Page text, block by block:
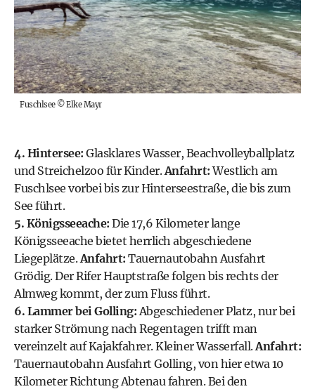
Fuschlsee©Elke Mayr
4. Hintersee: Glasklares Wasser, Beachvolleyballplatz
und Streichelzoo für Kinder.Anfahrt:Westlich am
Fuschlsee vorbei bis zur Hinterseestraße, die bis zum
See führt.
5. Königsseeache: Die 17,6 Kilometer lange
Königsseeache bietet herrlich abgeschiedene
Liegeplätze.Anfahrt: Tauernautobahn Ausfahrt
Grödig. Der Rifer Hauptstraße folgen bis rechts der
Almweg kommt, der zum Fluss führt.
6. Lammer bei Golling: Abgeschiedener Platz, nur bei
starker Strömung nach Regentagen trifft man
vereinzelt auf Kajakfahrer. Kleiner Wasserfall.Anfahrt:
Tauernautobahn Ausfahrt Golling, von hier etwa 10
Kilometer Richtung Abtenau fahren. Bei den